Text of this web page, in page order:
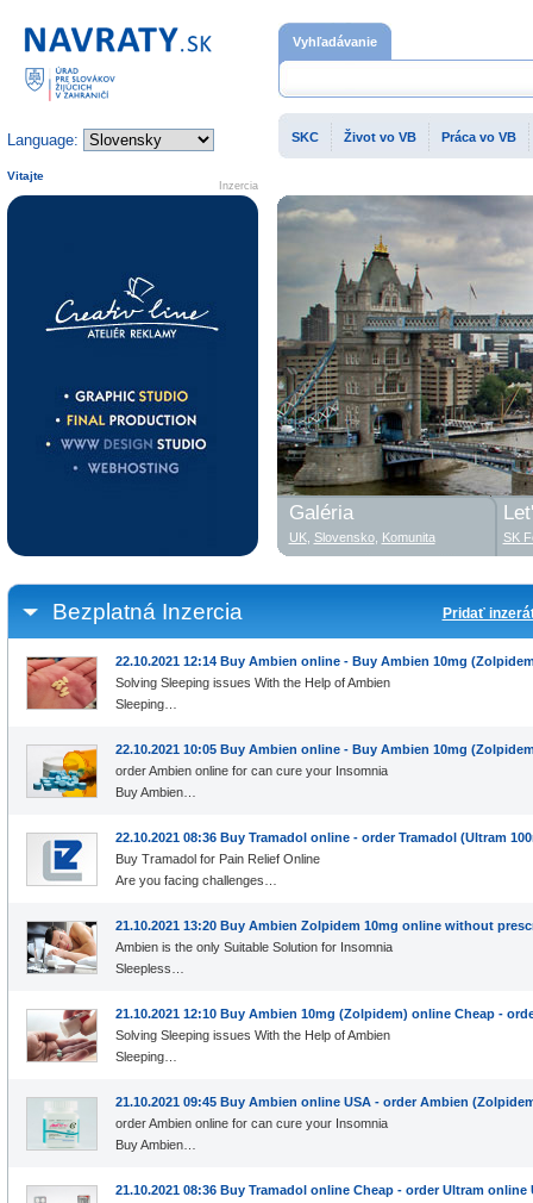
Bezplatná Inzercia Pridať
22.10.2021 12:14 Buy Ambien online - Buy Ambien 10mg
Solving Sleeping issues With the Help of Ambien
Sleeping…
22.10.2021 10:05 Buy Ambien online - Buy Ambien 10mg
order Ambien online for can cure your Insomnia
Buy Ambien…
22.10.2021 08:36 Buy Tramadol online - order Tramadol (Ultram
Buy Tramadol for Pain Relief Online
Are you facing challenges…
21.10.2021 13:20 Buy Ambien Zolpidem 10mg online without
Ambien is the only Suitable Solution for Insomnia
Sleepless…
21.10.2021 12:10 Buy Ambien 10mg (Zolpidem) online Cheap -
Solving Sleeping issues With the Help of Ambien
Sleeping…
21.10.2021 09:45 Buy Ambien online USA - order Ambien
order Ambien online for can cure your Insomnia
Buy Ambien…
21.10.2021 08:36 Buy Tramadol online Cheap - order Ultram online
Domovská stránka
Language:
Vyhľadávanie
SKC Život vo VB Práca vo VB
Inzercia
Vitajte
Galéria
UK, Slovensko, Komunita SK